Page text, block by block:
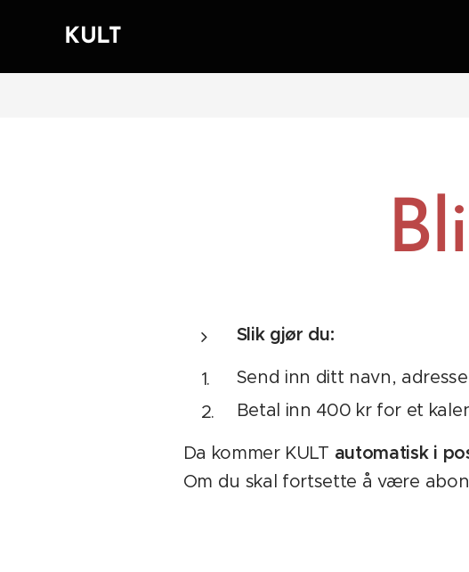
KULT
Slik gjør du:
Send inn ditt navn,
Betal inn 400 kr for et
Da kommer KULT automatisk i
Om du skal fortsette å være